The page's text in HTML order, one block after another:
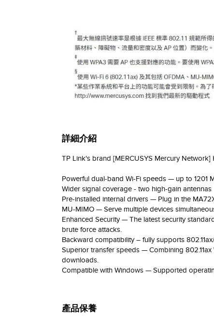
詳細介紹
TP Link's brand [MERCUSYS Mercury
Powerful dual-band Wi-Fi speeds — up to 1201
Wider signal coverage - two high-gain antennas
Pre-installed internal drivers — Plug in the
MU-MIMO — Serve multiple devices
Enhanced Security — The latest security
brute force attacks.
Backward compatibility – fully supports
Superior transfer speeds — Combining
downloads.
Compatible with Windows — Supported
產品保養